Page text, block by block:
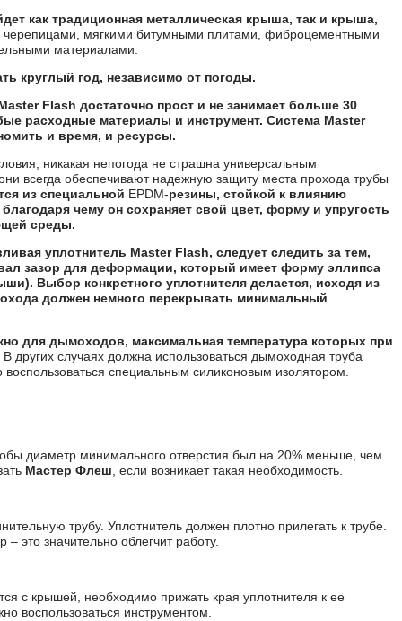
как традиционная металлическая крыша, так и крыша,
мягкими битумными плитами, фиброцементными
материалами.
круглый год, независимо от погоды.
Flash достаточно прост и не занимает больше 30
расходные материалы и инструмент. Система Master
и время, и ресурсы.
никакая непогода не страшна универсальным
всегда обеспечивают надежную защиту места прохода трубы
из специальной EPDM-резины, стойкой к влиянию
чему он сохраняет свой цвет, форму и упругость
среды.
уплотнитель Master Flash, следует следить за тем,
зазор для деформации, который имеет форму эллипса
Выбор конкретного уплотнителя делается, исходя из
должен немного перекрывать минимальный
для дымоходов, максимальная температура которых при
других случаях должна использоваться дымоходная труба
специальным силиконовым изолятором.
диаметр минимального отверстия был на 20% меньше, чем
Мастер Флеш , если возникает такая необходимость.
трубу. Уплотнитель должен плотно прилегать к трубе.
это значительно облегчит работу.
с крышей, необходимо прижать края уплотнителя к ее
воспользоваться инструментом.